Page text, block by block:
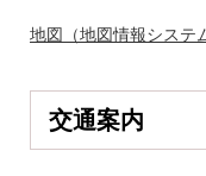
地図（地図情報システ
交通案内